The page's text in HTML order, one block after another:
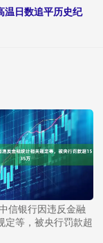
温日数追平历史纪
信银行因违反金融
定等，被央行罚款超